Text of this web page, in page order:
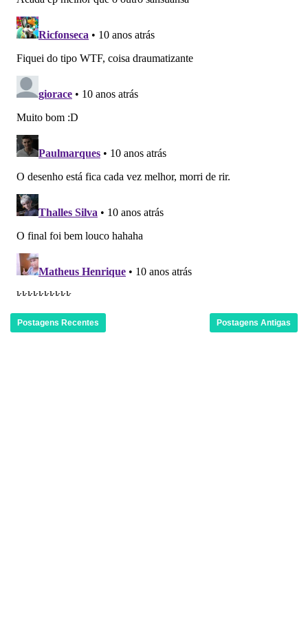
Postagens Recentes Postagens Antigas